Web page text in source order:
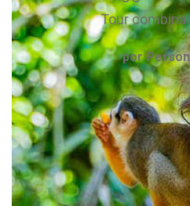
Tour
por